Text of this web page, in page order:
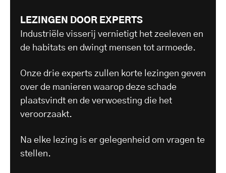
LEZINGEN DOOR EXPERTS
Industriële visserij vernietigt het zeeleven en
de habitats en dwingt mensen tot armoede.
Onze drie experts zullen korte lezingen geven
over de manieren waarop deze schade
plaatsvindt en de verwoesting die het
veroorzaakt.
Na elke lezing is er gelegenheid om vragen te
stellen.